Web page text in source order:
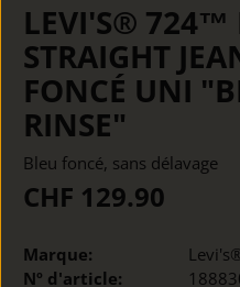
LEVI'S® 724™
STRAIGHT
FONCÉ UNI
RINSE"
Bleu foncé, sans délavage
CHF 129.90
Marque:
Nº d'article: